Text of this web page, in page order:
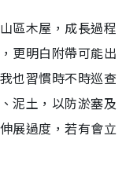
區木屋，成長過程
更明白附帶可能出
也習慣時不時巡查
泥土，以防淤塞及
展過度，若有會立